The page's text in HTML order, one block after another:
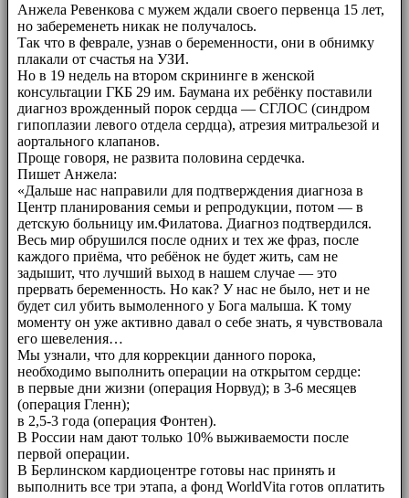
Анжела Ревенкова с мужем ждали своего первенца 15 лет,
но забеременеть никак не получалось.
Так что в феврале, узнав о беременности, они в обнимку
плакали от счастья на УЗИ.
Но в 19 недель на втором скрининге в женской
консультации ГКБ 29 им. Баумана их ребёнку поставили
диагноз врожденный порок сердца — СГЛОС (синдром
гипоплазии левого отдела сердца), атрезия митральезой и
аортального клапанов.
Проще говоря, не развита половина сердечка.
Пишет Анжела:
«Дальше нас направили для подтверждения диагноза в
Центр планирования семьи и репродукции, потом — в
детскую больницу им.Филатова. Диагноз подтвердился.
Весь мир обрушился после одних и тех же фраз, после
каждого приёма, что ребёнок не будет жить, сам не
задышит, что лучший выход в нашем случае — это
прервать беременность. Но как? У нас не было, нет и не
будет сил убить вымоленного у Бога малыша. К тому
моменту он уже активно давал о себе знать, я чувствовала
его шевеления…
Мы узнали, что для коррекции данного порока,
необходимо выполнить операции на открытом сердце:
в первые дни жизни (операция Норвуд); в 3-6 месяцев
(операция Гленн);
в 2,5-3 года (операция Фонтен).
В России нам дают только 10% выживаемости после
первой операции.
В Берлинском кардиоцентре готовы нас принять и
выполнить все три этапа, а фонд WorldVita готов оплатить